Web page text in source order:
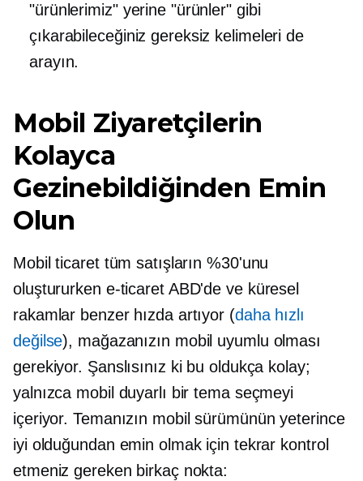
"ürünlerimiz" yerine "ürünler" gibi
çıkarabileceğiniz gereksiz kelimeleri de
arayın.
Mobil Ziyaretçilerin
Kolayca
Gezinebildiğinden Emin
Olun
Mobil ticaret tüm satışların %30'unu
oluştururken e-ticaretABD'de ve küresel
rakamlar benzer hızda artıyor (daha hızlı
değilse), mağazanızın mobil uyumlu olması
gerekiyor. Şanslısınız ki bu oldukça kolay;
yalnızca mobil duyarlı bir tema seçmeyi
içeriyor. Temanızın mobil sürümünün yeterince
iyi olduğundan emin olmak için tekrar kontrol
etmeniz gereken birkaç nokta: